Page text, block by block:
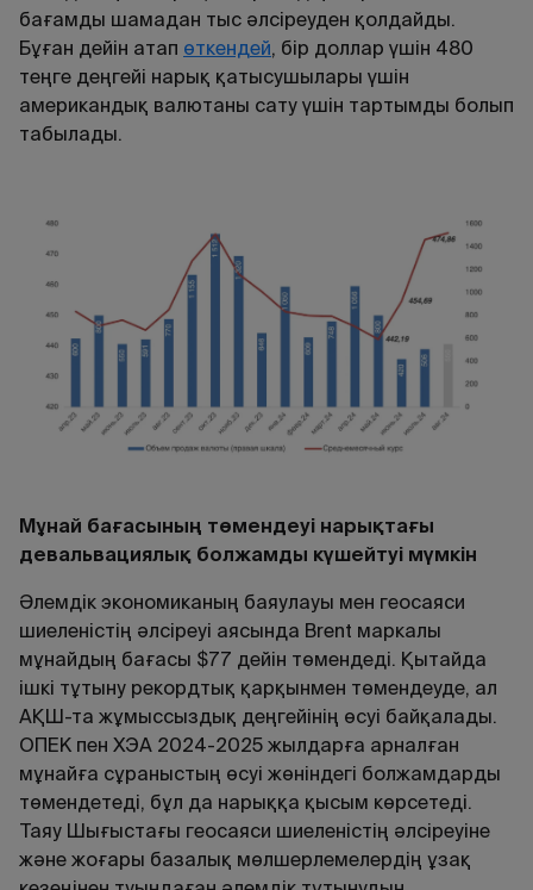
бағамды шамадан тыс әлсіреуден қолдайды.
Бұған дейін атап өткендей, бір доллар үшін 480
теңге деңгейі нарық қатысушылары үшін
американдық валютаны сату үшін тартымды болып
табылады.
Мұнай бағасының төмендеуі нарықтағы
девальвациялық болжамды күшейтуі мүмкін
Әлемдік экономиканың баяулауы мен геосаяси
шиеленістің әлсіреуі аясында Brent маркалы
мұнайдың бағасы $77 дейін төмендеді. Қытайда
ішкі тұтыну рекордтық қарқынмен төмендеуде, ал
АҚШ-та жұмыссыздық деңгейінің өсуі байқалады.
ОПЕК пен ХЭА 2024-2025 жылдарға арналған
мұнайға сұраныстың өсуі жөніндегі болжамдарды
төмендетеді, бұл да нарыққа қысым көрсетеді.
Таяу Шығыстағы геосаяси шиеленістің әлсіреуіне
және жоғары базалық мөлшерлемелердің ұзақ